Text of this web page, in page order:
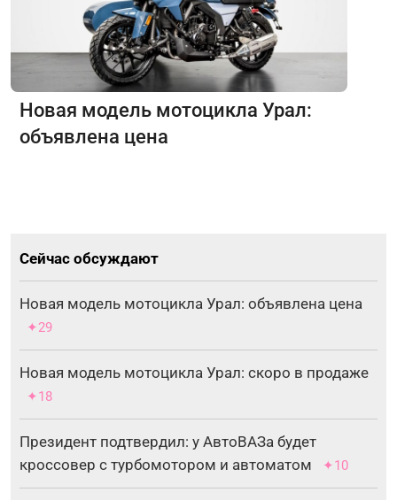
Новая модель мотоцикла Урал:
объявлена цена
Сейчас обсуждают
Новая модель мотоцикла Урал: объявлена цена
✦29
Новая модель мотоцикла Урал: скоро в продаже
✦18
Президент подтвердил: у АвтоВАЗа будет
кроссовер с турбомотором и автоматом
✦10